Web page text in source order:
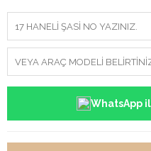
WhatsApp